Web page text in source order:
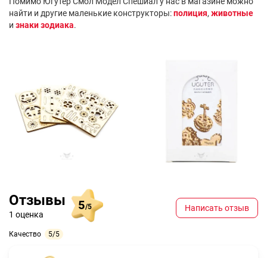
найти и другие маленькие конструкторы:полиция, животные
и знаки зодиака.
Отзывы
1 оценка
5/5
Качество 5/5
Написать отзыв